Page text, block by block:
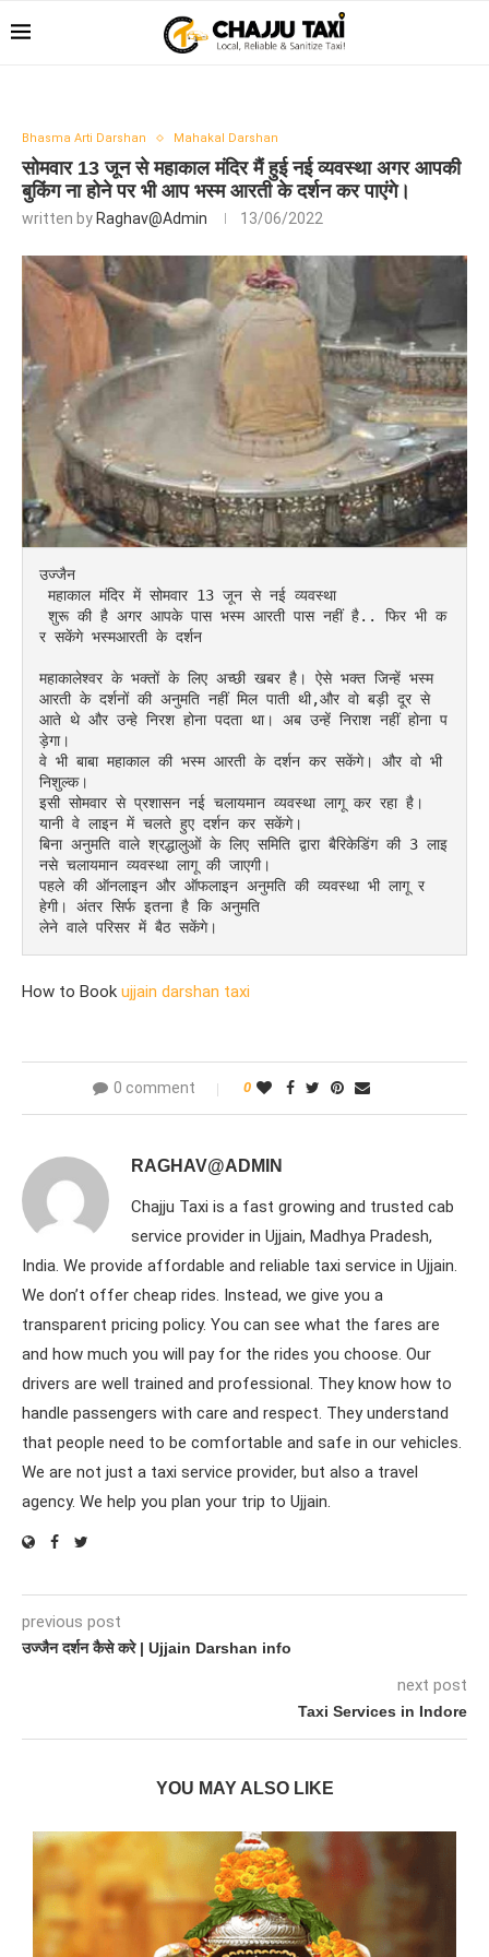
Bhasma Arti Darshan Mahakal Darshan
सोमवार 13 जून से महाकाल मंदिर मैं हुई नई व्यवस्था अगर आपकी
बुकिंग ना होने पर भी आप भस्म आरती के दर्शन कर पाएंगे।
written by Raghav@admin 13/06/2022
उज्जैन
र सकेंगे भस्मआरती के दर्शन
महाकालेश्वर के भक्तों के लिए अच्छी खबर है। ऐसे भक्त जिन्हें भस्म
आरती के दर्शनों की अनुमति नहीं मिल पाती थी,और वो बड़ी दूर से
आते थे और उन्हे निरश होना पदता था। अब उन्हें निराश नहीं होना प
ड़ेगा।
वे भी बाबा महाकाल की भस्म आरती के दर्शन कर सकेंगे। और वो भी
निशुल्क।
इसी सोमवार से प्रशासन नई चलायमान व्यवस्था लागू कर रहा है।
यानी वे लाइन में चलते हुए दर्शन कर सकेंगे।
बिना अनुमति वाले श्रद्धालुओं के लिए समिति द्वारा बैरिकेडिंग की 3 लाइ
नसे चलायमान व्यवस्था लागू की जाएगी।
पहले की ऑनलाइन और ऑफलाइन अनुमति की व्यवस्था भी लागू र
हेगी। अंतर सिर्फ इतना है कि अनुमति
लेने वाले परिसर में बैठ सकेंगे।
How to Book ujjain darshan taxi
0 comment 0
RAGHAV@ADMIN
Chajju Taxi is a fast growing and trusted cab
service provider in Ujjain, Madhya Pradesh,
India. We provide affordable and reliable taxi service in Ujjain.
We don’t offer cheap rides. Instead, we give you a
transparent pricing policy. You can see what the fares are
and how much you will pay for the rides you choose. Our
drivers are well trained and professional. They know how to
handle passengers with care and respect. They understand
that people need to be comfortable and safe in our vehicles.
We are not just a taxi service provider, but also a travel
agency. We help you plan your trip to Ujjain.
previous post
उज्जैन दर्शन कैसे करे | Ujjain Darshan info
next post
Taxi Services in Indore
YOU MAY ALSO LIKE